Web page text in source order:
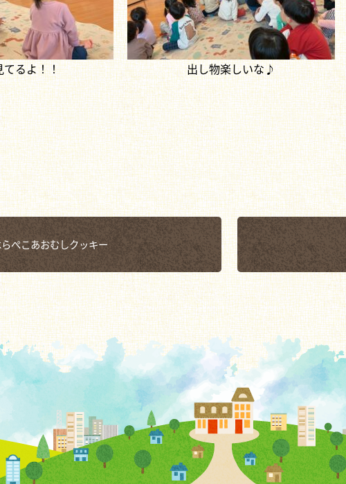
てるよ！！ 出し物楽しいな♪
ぺこあおむしクッキー